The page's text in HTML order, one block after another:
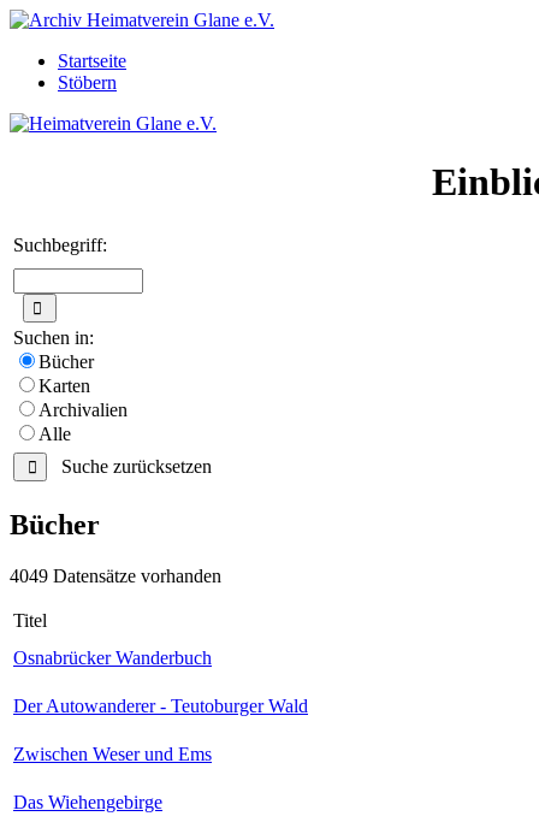
Startseite
Stöbern
Suchbegriff:
Suchen in:
Bücher
Karten
Archivalien
Alle
Suche zurücksetzen
Bücher
4049 Datensätze vorhanden
Titel
Osnabrücker Wanderbuch
Der Autowanderer - Teutoburger Wald
Zwischen Weser und Ems
Das Wiehengebirge